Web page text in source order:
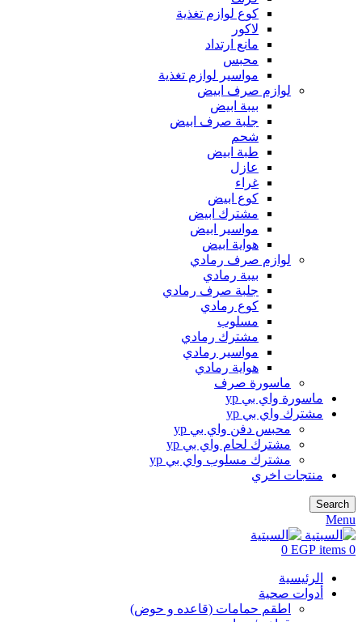
كوع لوازم تغذية
لاكور
مانع ارتداد
محبس
مواسير لوازم تغذية
لوازم صرف ابيض
بيبة ابيض
جلبة صرف ابيض
شحم
طبة ابيض
عازل
غراء
كوع ابيض
مشترك ابيض
مواسير ابيض
هواية ابيض
لوازم صرف رمادي
بيبة رمادي
جلبة صرف رمادي
كوع رمادي
مسلوب
مشترك رمادي
مواسير رمادي
هواية رمادي
ماسورة صرف
ماسورة واي بي yp
مشترك واي بي yp
محبس دفن واي بي yp
مشترك لحام واي بي yp
مشترك مسلوب واي بي yp
منتجات اخري
Search
Menu
0
items
0 EGP
الرئيسية
أدوات صحية
اطقم حمامات (قاعده و حوض)